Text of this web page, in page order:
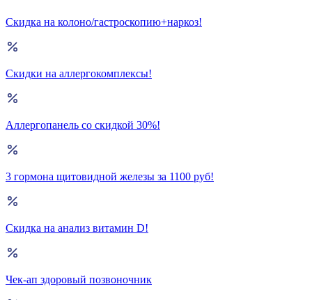
Скидка на колоно/гастроскопию+наркоз!
Скидки на аллергокомплексы!
Аллергопанель со скидкой 30%!
3 гормона щитовидной железы за 1100 руб!
Скидка на анализ витамин D!
Чек-ап здоровый позвоночник